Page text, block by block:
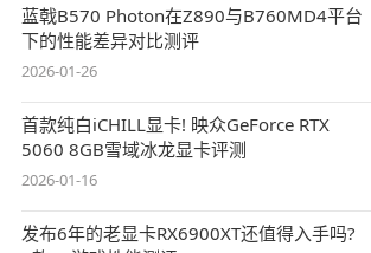
蓝戟B570 Photon在Z890与B760MD4平台
下的性能差异对比测评
2026-01-26
首款纯白iCHILL显卡! 映众GeForce RTX
5060 8GB雪域冰龙显卡评测
2026-01-16
发布6年的老显卡RX6900XT还值得入手吗?